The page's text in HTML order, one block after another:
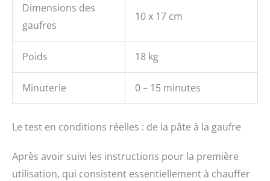
Dimensions des
gaufres
10 x 17 cm
Poids 18 kg
Minuterie 0 – 15 minutes
Le test en conditions réelles : de la pâte à la gaufre
Après avoir suivi les instructions pour la première
utilisation, qui consistent essentiellement à chauffer